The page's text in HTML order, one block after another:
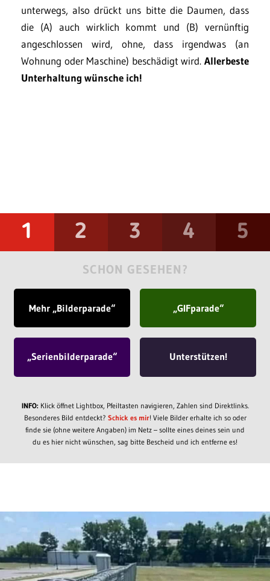
unterwegs, also drückt uns bitte die Daumen, dass
die (A) auch wirklich kommt und (B) vernünftig
angeschlossen wird, ohne, dass irgendwas (an
Wohnung oder Maschine) beschädigt wird. Allerbeste
Unterhaltung wünsche ich!
1 2 3 4 5
SCHON GESEHEN?
Mehr „Bilderparade“ „GIFparade“
„Serienbilderparade“ Unterstützen!
INFO: Klick öffnet Lightbox, Pfeiltasten navigieren, Zahlen sind Direktlinks.
Besonderes Bild entdeckt? Schick es mir! Viele Bilder erhalte ich so oder
finde sie (ohne weitere Angaben) im Netz – sollte eines deines sein und
du es hier nicht wünschen, sag bitte Bescheid und ich entferne es!